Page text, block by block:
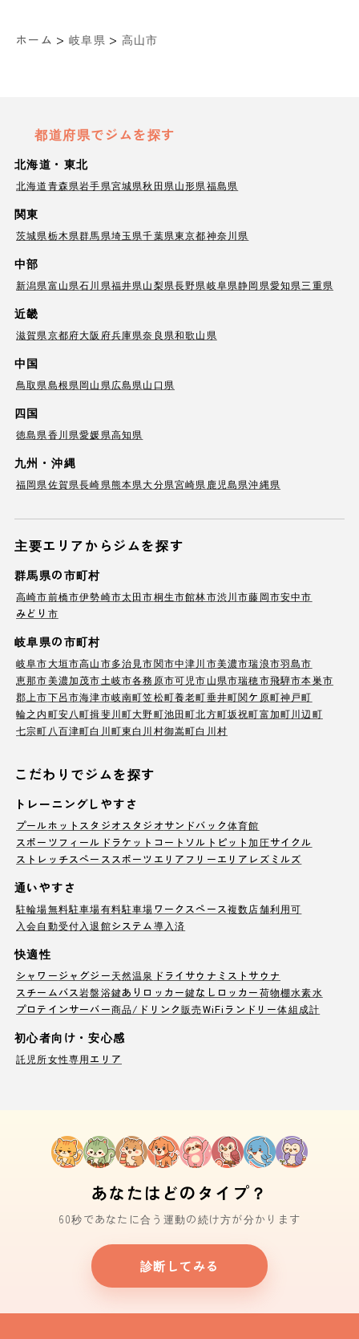
ホーム > 岐阜県 > 高山市
都道府県でジムを探す
北海道・東北
北海道青森県岩手県宮城県秋田県山形県福島県
関東
茨城県栃木県群馬県埼玉県千葉県東京都神奈川県
中部
新潟県富山県石川県福井県山梨県長野県岐阜県静岡県愛知県三重県
近畿
滋賀県京都府大阪府兵庫県奈良県和歌山県
中国
鳥取県島根県岡山県広島県山口県
四国
徳島県香川県愛媛県高知県
九州・沖縄
福岡県佐賀県長崎県熊本県大分県宮崎県 鹿児島県沖縄県
主要エリアからジムを探す
群馬県の市町村
高崎市前橋市伊勢崎市太田市桐生市館林市渋川市藤岡市安中市
みどり市
岐阜県の市町村
岐阜市大垣市高山市多治見市関市中津川市美濃市瑞浪市羽島市
恵那市美濃加茂市土岐市各務原市可児市山県市瑞穂市飛騨市本巣市
郡上市下呂市海津市岐南町笠松町養老町垂井町関ケ原町神戸町
輪之内町安八町揖斐川町大野町池田町北方町坂祝町富加町川辺町
七宗町 八百津町白川町東白川村御嵩町白川村
こだわりでジムを探す
トレーニングしやすさ
プールホットスタジオ スタジオサンドバック体育館
スポーツフィールド ラケットコート ソルトピット加圧サイクル
ストレッチスペース スポーツエリア フリーエリア レズミルズ
通いやすさ
駐輪場無料駐車場有料駐車場ワークスペース複数店舗利用可
入会自動受付 入退館システム導入済
快適性
シャワージャグジー天然温泉 ドライサウナ ミストサウナ
スチームバス岩盤浴鍵ありロッカー鍵なしロッカー荷物棚水素水
プロテインサーバー商品/ドリンク販売WiFi ランドリー体組成計
初心者向け・安心感
託児所女性専用エリア
あなたはどのタイプ？
60秒であなたに合う運動の続け方が分かります
診断してみる